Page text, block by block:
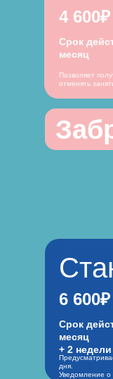
Позволяет
отменять
4 600₽
Срок
месяц
дня.
Уведомление о
6 600₽
Срок
месяц
+ 2